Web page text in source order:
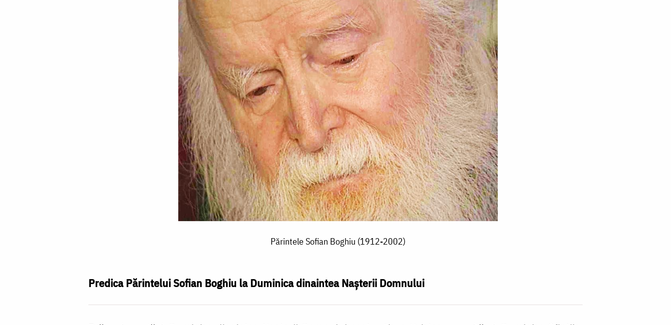
Părintele Sofian Boghiu (1912-2002)
Predica Părintelui Sofian Boghiu la Duminica dinaintea Naşterii Domnului